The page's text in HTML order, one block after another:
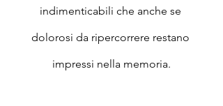
indimenticabili che anche se
dolorosi da ripercorrere restano
impressi nella memoria.